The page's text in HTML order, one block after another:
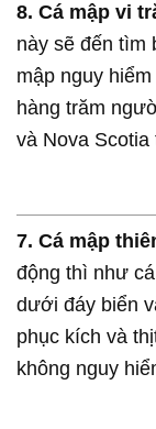
8. Cá mập vi
này sẽ đến tìm
mập nguy
hàng trăm
và Nova
7. Cá mập
động thì như
dưới đáy biển
phục kích và
không nguy